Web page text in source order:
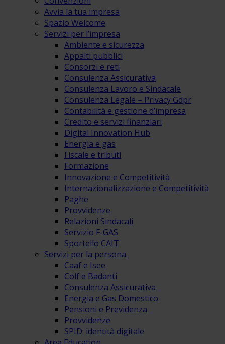
Avvia la tua impresa
Spazio Welcome
Servizi per l’impresa
Ambiente e sicurezza
Appalti pubblici
Consorzi e reti
Consulenza Assicurativa
Consulenza Lavoro e Sindacale
Consulenza Legale – Privacy Gdpr
Contabilità e gestione d’impresa
Credito e servizi finanziari
Digital Innovation Hub
Energia e gas
Fiscale e tributi
Formazione
Innovazione e Competitività
Internazionalizzazione e Competitività
Paghe
Provvidenze
Relazioni Sindacali
Servizio F-GAS
Sportello CAIT
Servizi per la persona
Caaf e Isee
Colf e Badanti
Consulenza Assicurativa
Energia e Gas Domestico
Pensioni e Previdenza
Provvidenze
SPID: identità digitale